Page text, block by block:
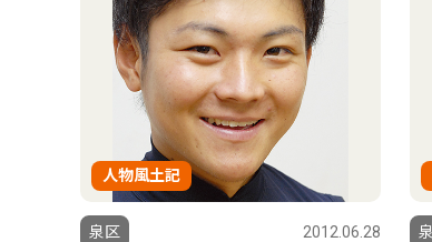
人物風土記
泉区 2012.06.28